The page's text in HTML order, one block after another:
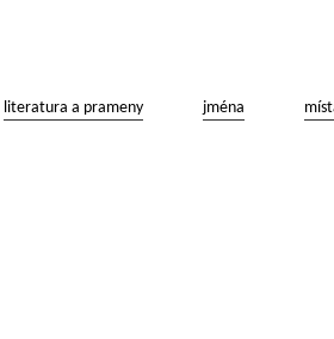
literatura a prameny jména